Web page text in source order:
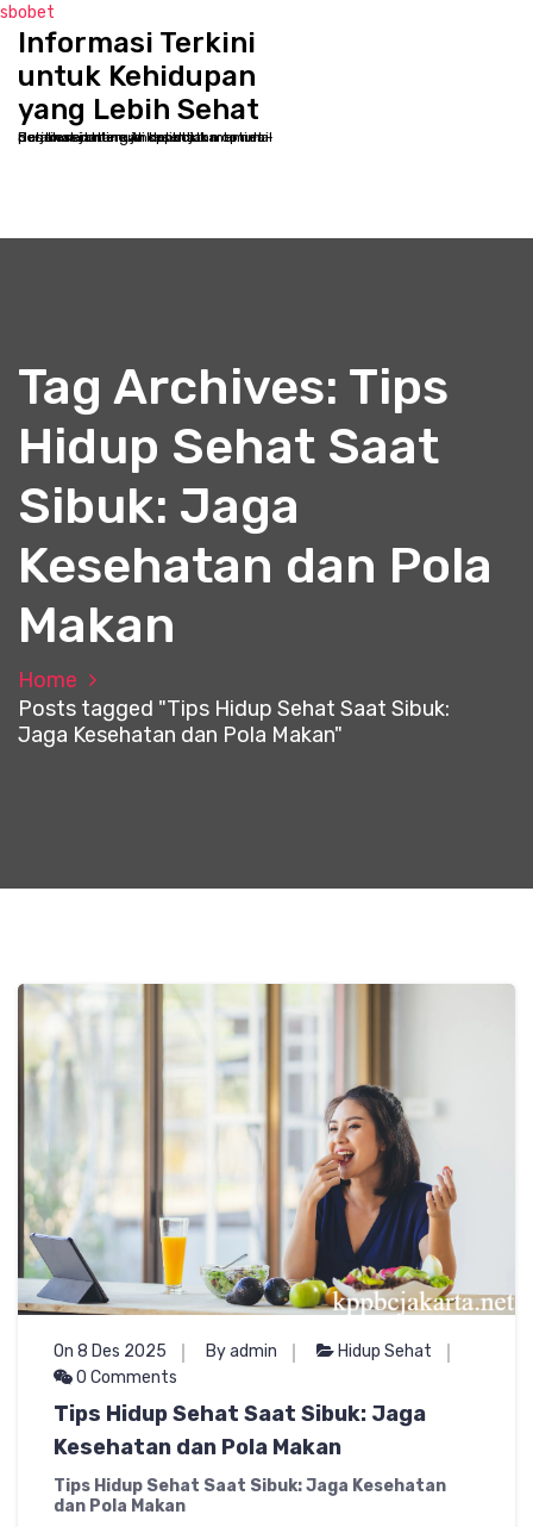
sbobet
Informasi Terkini
untuk Kehidupan
yang Lebih Sehat
Selamat datang di kppbcjakarta.net - Destinasi online Anda untuk memulai perjalanan menuju kesehatan optimal dan kesejahteraan holistik
Tag Archives: Tips
Hidup Sehat Saat
Sibuk: Jaga
Kesehatan dan Pola
Makan
Home
Posts tagged "Tips Hidup Sehat Saat Sibuk:
Jaga Kesehatan dan Pola Makan"
On 8 Des 2025 By admin
Hidup Sehat
0 Comments
Tips Hidup Sehat Saat Sibuk: Jaga
Kesehatan dan Pola Makan
Tips Hidup Sehat Saat Sibuk: Jaga Kesehatan
dan Pola Makan